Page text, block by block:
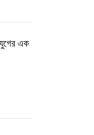
যুগের এক